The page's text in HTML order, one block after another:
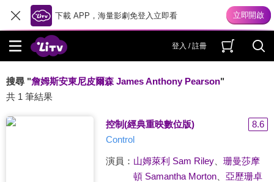
下載 APP，海量影劇免登入立即看
登入 / 註冊
搜尋 "詹姆斯安東尼皮爾森 James Anthony Pearson"
共 1 筆結果
控制(經典重映數位版)
8.6
Control
演員： 山姆萊利 Sam Riley、 珊曼莎摩
頓 Samantha Morton、 亞歷珊卓